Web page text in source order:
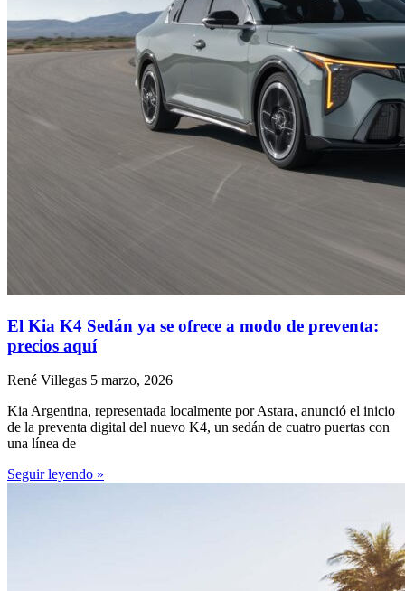
El Kia K4 Sedán ya se ofrece a modo de preventa:
precios aquí
René Villegas 5 marzo, 2026
Kia Argentina, representada localmente por Astara, anunció el inicio
de la preventa digital del nuevo K4, un sedán de cuatro puertas con
una línea de
Seguir leyendo »